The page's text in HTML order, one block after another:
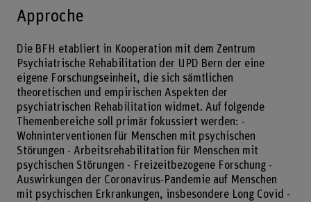
Approche
Die BFH etabliert in Kooperation mit dem Zentrum
Psychiatrische Rehabilitation der UPD Bern der eine
eigene Forschungseinheit, die sich sämtlichen
theoretischen und empirischen Aspekten der
psychiatrischen Rehabilitation widmet. Auf folgende
Themenbereiche soll primär fokussiert werden: -
Wohninterventionen für Menschen mit psychischen
Störungen - Arbeitsrehabilitation für Menschen mit
psychischen Störungen - Freizeitbezogene Forschung -
Auswirkungen der Coronavirus-Pandemie auf Menschen
mit psychischen Erkrankungen, insbesondere Long Covid -